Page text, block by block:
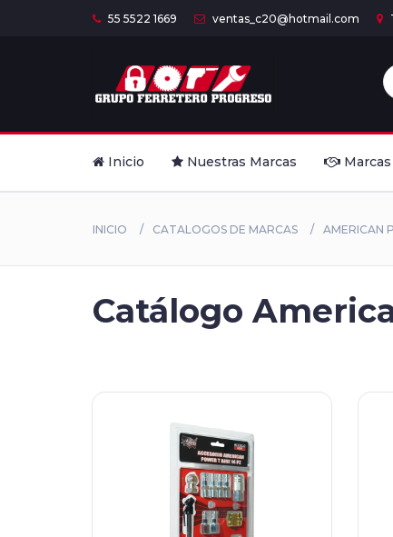
55 5522 1669 ventas_c20@hotmail.com
Inicio Nuestras Marcas Marcas
INICIO CATALOGOS DE MARCAS AMERICAN
Catálogo